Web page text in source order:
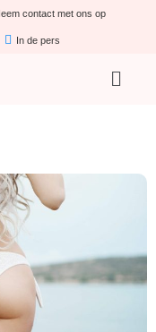
contact met ons op
In de pers